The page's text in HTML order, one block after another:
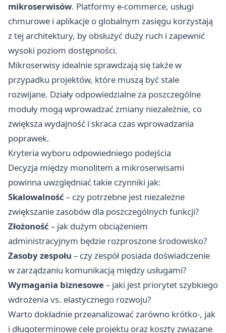
mikroserwisów. Platformy e-commerce, usługi
chmurowe i aplikacje o globalnym zasięgu korzystają
z tej architektury, by obsłużyć duży ruch i zapewnić
wysoki poziom dostępności.
Mikroserwisy idealnie sprawdzają się także w
przypadku projektów, które muszą być stale
rozwijane. Działy odpowiedzialne za poszczególne
moduły mogą wprowadzać zmiany niezależnie, co
zwiększa wydajność i skraca czas wprowadzania
poprawek.
Kryteria wyboru odpowiedniego podejścia
Decyzja między monolitem a mikroserwisami
powinna uwzględniać takie czynniki jak:
Skalowalność – czy potrzebne jest niezależne
zwiększanie zasobów dla poszczególnych funkcji?
Złożoność – jak dużym obciążeniem
administracyjnym będzie rozproszone środowisko?
Zasoby zespołu – czy zespół posiada doświadczenie
w zarządzaniu komunikacją między usługami?
Wymagania biznesowe– jaki jest priorytet szybkiego
wdrożenia vs. elastycznego rozwoju?
Warto dokładnie przeanalizować zarówno krótko-, jak
i długoterminowe cele projektu oraz koszty związane